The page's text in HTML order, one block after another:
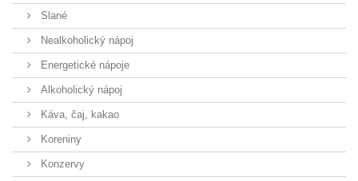
Slané
Nealkoholický nápoj
Energetické nápoje
Alkoholický nápoj
Káva, čaj, kakao
Koreniny
Konzervy